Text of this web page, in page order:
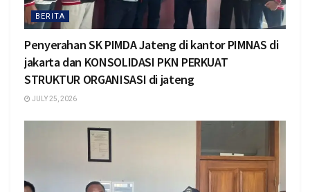
BERITA
Penyerahan SK PIMDA Jateng di kantor PIMNAS di
jakarta dan KONSOLIDASI PKN PERKUAT
STRUKTUR ORGANISASI di jateng
JULY 25, 2026